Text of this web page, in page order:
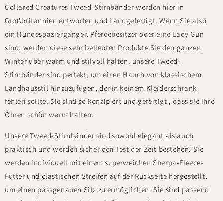
Collared Creatures Tweed-Stirnbänder werden hier in
Großbritannien entworfen und handgefertigt.Wenn Sie also
ein Hundespaziergänger, Pferdebesitzer oder eine Lady Gun
sind, werden diese sehr beliebten Produkte Sie den ganzen
Winter über warm und stilvoll halten. unsere Tweed-
Stirnbänder sind perfekt, um einen Hauch von klassischem
Landhausstil hinzuzufügen, der in keinem Kleiderschrank
fehlen sollte. Sie sind so konzipiert und gefertigt , dass sie Ihre
Ohren schön warm halten.
Unsere Tweed-Stirnbänder sind sowohl elegant als auch
praktisch und werden sicher den Test der Zeit bestehen. Sie
werden individuell mit einem superweichen Sherpa-Fleece-
Futter und elastischen Streifen auf der Rückseite hergestellt,
um einen passgenauen Sitz zu ermöglichen. Sie sind passend